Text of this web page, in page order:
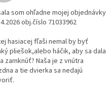
som ohľadne mojej objednávky
obj.číslo 71033962
hasiacej fľaši nemal by byť
pliešok,alebo háčik, aby sa dala
zamknúť? Naša je z vnútra
a tie dvierka sa nedajú